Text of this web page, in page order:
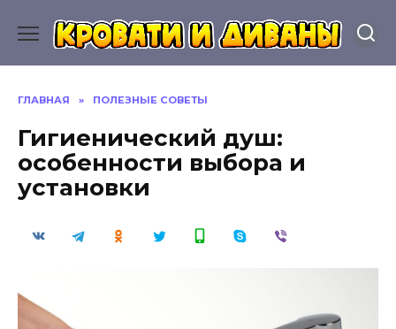
содержанию
ГЛАВНАЯ » ПОЛЕЗНЫЕ СОВЕТЫ
Гигиенический душ:
особенности выбора и
установки